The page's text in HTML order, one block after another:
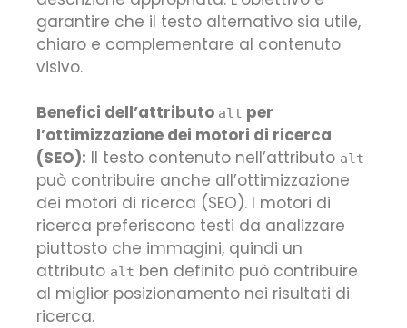
garantire che il testo alternativo sia utile,
chiaro e complementare al contenuto
visivo.
Benefici dell’attributo alt per
l’ottimizzazione dei motori di ricerca
(SEO): Il testo contenuto nell’attributo alt
può contribuire anche all’ottimizzazione
dei motori di ricerca (SEO). I motori di
ricerca preferiscono testi da analizzare
piuttosto che immagini, quindi un
attributo alt ben definito può contribuire
al miglior posizionamento nei risultati di
ricerca.